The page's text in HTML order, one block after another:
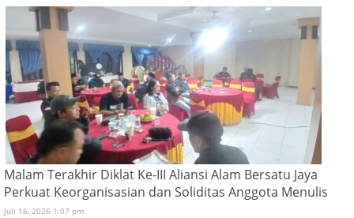
Malam Terakhir Diklat Ke-III Aliansi Alam Bersatu Jaya
Perkuat Keorganisasian dan Soliditas Anggota Menulis
Juli 16, 2026 1:07 pm